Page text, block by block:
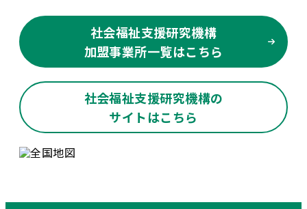
社会福祉支援研究機構
加盟事業所一覧はこちら
社会福祉支援研究機構の
サイトはこちら